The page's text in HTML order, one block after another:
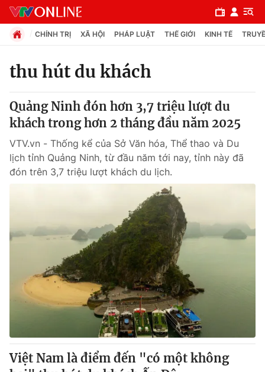
Chuyên mục
Chính trị
Xã hội
Pháp luật
Tin tức
Thế giới đó đây
Kinh tế
Thị trường
Góc doanh nghiệp
Dữ liệu và đời sống
Truyền hình
CHÍNH TRỊ XÃ HỘI PHÁP LUẬT THẾ GIỚI KINH TẾ
thu hút du khách
Quảng Ninh đón hơn 3,7 triệu lượt du
khách trong hơn 2 tháng đầu năm 2025
VTV.vn - Thống kể của Sở Văn hóa, Thể thao và Du
lịch tỉnh Quảng Ninh, từ đầu năm tới nay, tỉnh này đã
đón trên 3,7 triệu lượt khách du lịch.
Việt Nam là điểm đến "có một không